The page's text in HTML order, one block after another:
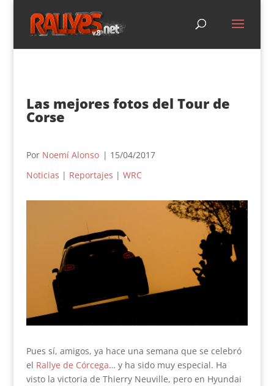
Las mejores fotos del Tour de
Corse
Por Noemí Alonso | 15/04/2017
Noticias | Reportajes | WRC
Pues sí, amigos, ya hace una semana que se celebró
el Rallye de Córcega… y ha sido muy especial. Ha
visto la victoria de Thierry Neuville, pero en Hyundai